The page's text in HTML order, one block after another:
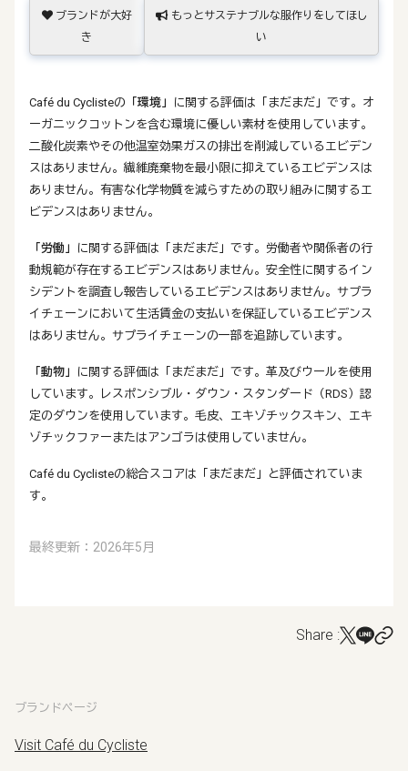
ブランドが大好
き
もっとサステナブルな服作りをしてほし
い
Café du Cyclisteの 「環境」
に関する評価は「まだまだ」です。オ
ーガニックコットンを含む環境に優しい素材を使用しています。
二酸化炭素やその他温室効果ガスの排出を削減しているエビデン
スはありません。繊維廃棄物を最小限に抑えているエビデンスは
ありません。有害な化学物質を減らすための取り組みに関するエ
ビデンスはありません。
「労働」
に関する評価は「まだまだ」です。労働者や関係者の行
動規範が存在するエビデンスはありません。安全性に関するイン
シデントを調査し報告しているエビデンスはありません。サプラ
イチェーンにおいて生活賃金の支払いを保証しているエビデンス
はありません。サプライチェーンの一部を追跡しています。
「動物」
に関する評価は「まだまだ」です。革及びウールを使用
しています。レスポンシブル・ダウン・スタンダード（RDS）認
定のダウンを使用しています。毛皮、エキゾチックスキン、エキ
ゾチックファーまたはアンゴラは使用していません。
Café du Cyclisteの総合スコアは「まだまだ」と評価されていま
す。
最終更新：2026年5月
Share :
ブランドページ
Visit Café du Cycliste